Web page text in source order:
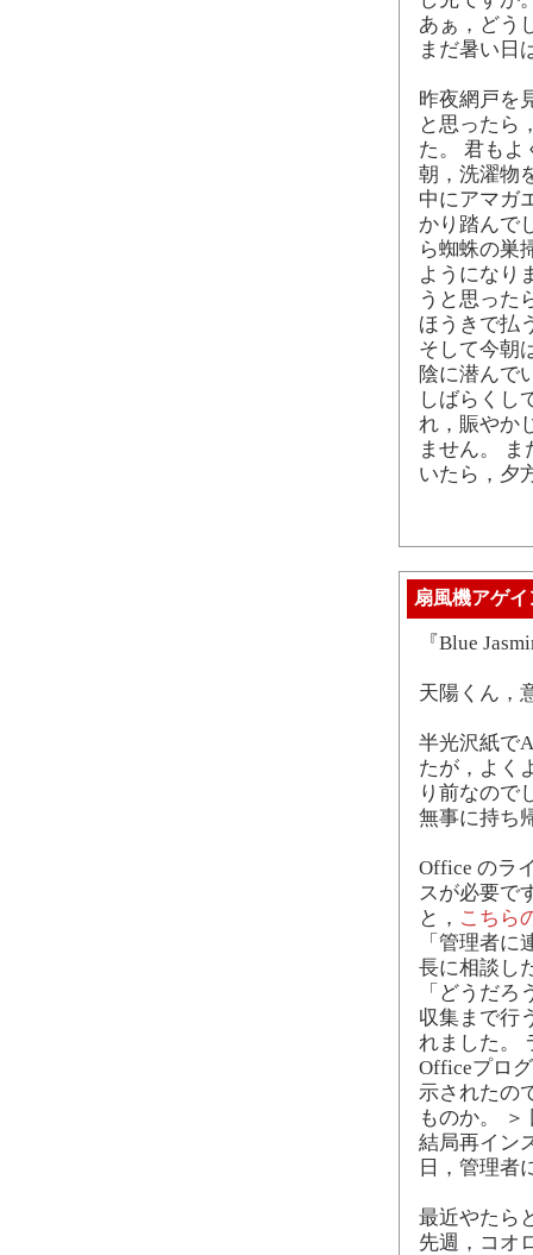
あぁ，どう
まだ暑い日
昨夜網戸を
と思ったら
た。 君もよ
朝，洗濯物
中にアマガ
かり踏んで
ら蜘蛛の巣
ようになり
うと思った
ほうきで払
そして今朝
陰に潜んで
しばらくし
れ，賑やか
ません。
いたら，夕
扇風機アゲイ
『Blue
天陽くん，
半光沢紙で
たが，よく
り前なので
無事に持ち
Office のラ
スが必要で
と， こちら
「管理者
長に相談し
「どうだ
収集まで行
れました。
Officeプロ
示されたの
ものか。 ＞
結局再イン
日，管理者
最近やたら
先週，コオ